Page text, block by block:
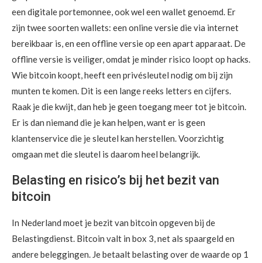
een digitale portemonnee, ook wel een wallet genoemd. Er
zijn twee soorten wallets: een online versie die via internet
bereikbaar is, en een offline versie op een apart apparaat. De
offline versie is veiliger, omdat je minder risico loopt op hacks.
Wie bitcoin koopt, heeft een privésleutel nodig om bij zijn
munten te komen. Dit is een lange reeks letters en cijfers.
Raak je die kwijt, dan heb je geen toegang meer tot je bitcoin.
Er is dan niemand die je kan helpen, want er is geen
klantenservice die je sleutel kan herstellen. Voorzichtig
omgaan met die sleutel is daarom heel belangrijk.
Belasting en risico’s bij het bezit van
bitcoin
In Nederland moet je bezit van bitcoin opgeven bij de
Belastingdienst. Bitcoin valt in box 3, net als spaargeld en
andere beleggingen. Je betaalt belasting over de waarde op 1